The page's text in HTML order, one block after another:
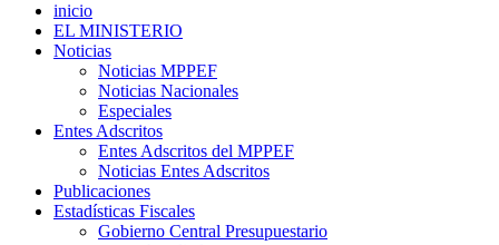
inicio
EL MINISTERIO
Noticias
Noticias MPPEF
Noticias Nacionales
Especiales
Entes Adscritos
Entes Adscritos del MPPEF
Noticias Entes Adscritos
Publicaciones
Estadísticas Fiscales
Gobierno Central Presupuestario